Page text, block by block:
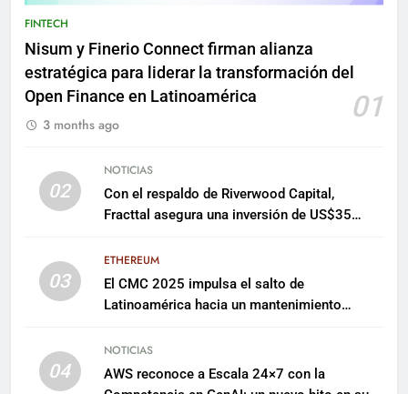
FINTECH
Nisum y Finerio Connect firman alianza
estratégica para liderar la transformación del
Open Finance en Latinoamérica
01
3 months ago
02
NOTICIAS
Con el respaldo de Riverwood Capital,
Fracttal asegura una inversión de US$35
03
ETHEREUM
El CMC 2025 impulsa el salto de
Latinoamérica hacia un mantenimiento
04
NOTICIAS
AWS reconoce a Escala 24×7 con la